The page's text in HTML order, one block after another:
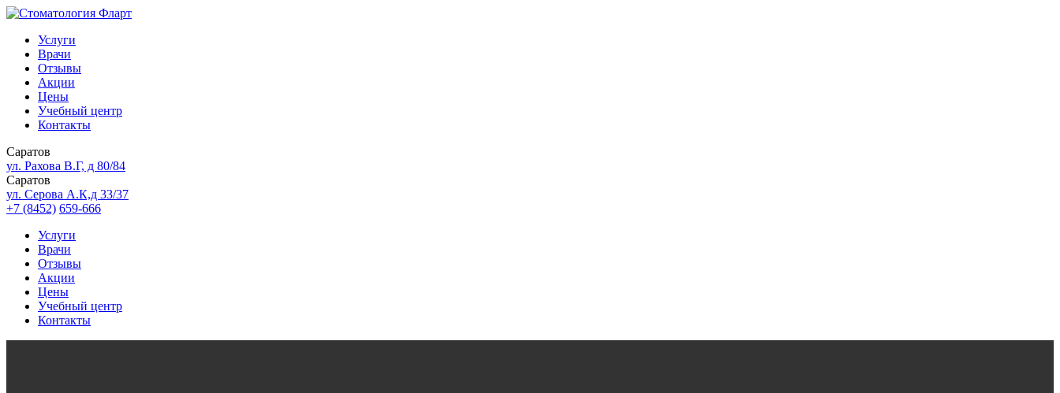
Услуги
Врачи
Отзывы
Акции
Цены
Учебный центр
Контакты
Саратов
ул. Рахова В.Г, д 80/84
Саратов
ул. Серова А.К,д 33/37
+7 (8452) 659-666
Услуги
Врачи
Отзывы
Акции
Цены
Учебный центр
Контакты